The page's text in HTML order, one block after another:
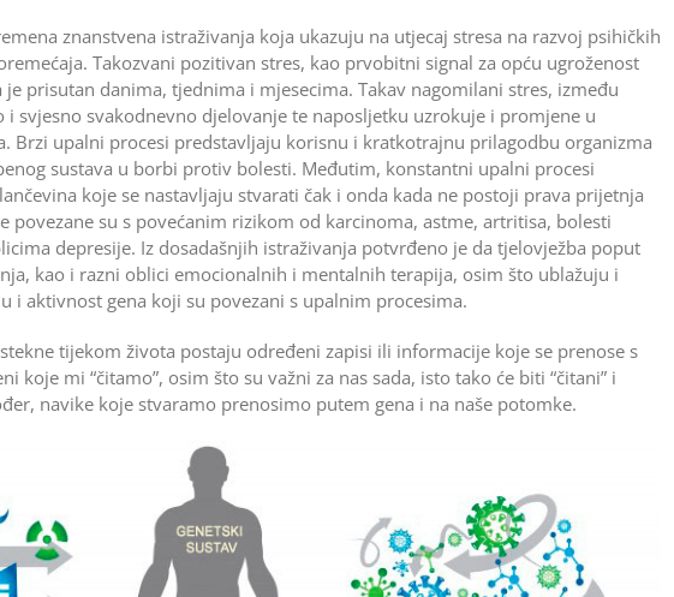
znanstvena istraživanja koja ukazuju na utjecaj stresa na razvoj psihičkih
Takozvani pozitivan stres, kao prvobitni signal za opću ugroženost
je prisutan danima, tjednima i mjesecima. Takav nagomilani stres, između
svjesno svakodnevno djelovanje te naposljetku uzrokuje i promjene u
Brzi upalni procesi predstavljaju korisnu i kratkotrajnu prilagodbu organizma
sustava u borbi protiv bolesti. Međutim, konstantni upalni procesi
koje se nastavljaju stvarati čak i onda kada ne postoji prava prijetnja
povezane su s povećanim rizikom od karcinoma, astme, artritisa, bolesti
depresije. Iz dosadašnjih istraživanja potvrđeno je da tjelovježba poput
kao i razni oblici emocionalnih i mentalnih terapija, osim što ublažuju i
i aktivnost gena koji su povezani s upalnim procesima.
tijekom života postaju određeni zapisi ili informacije koje se prenose s
koje mi “čitamo”, osim što su važni za nas sada, isto tako će biti “čitani” i
navike koje stvaramo prenosimo putem gena i na naše potomke.